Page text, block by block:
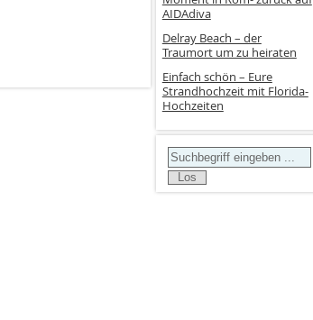
AIDAdiva
Delray Beach – der
Traumort um zu heiraten
Einfach schön – Eure
Strandhochzeit mit Florida-
Hochzeiten
Search